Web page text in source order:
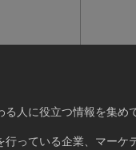
人に役立つ情報を集め
行っている企業、マーケ